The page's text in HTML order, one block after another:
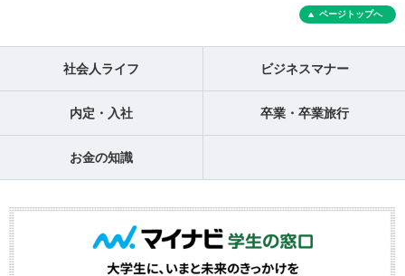
ページトップへ
社会人ライフ ビジネスマナー
内定・入社 卒業・卒業旅行
お金の知識